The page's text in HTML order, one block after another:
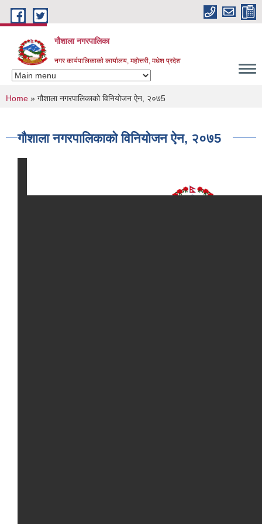
Skip to main content
गौशाला नगरपालिका
नगर कार्यपालिकाकाे कार्यालय, महोत्तरी, मधेश प्रदेश
You are here
Home » गौशाला नगरपालिकाको विनियोजन ऐन, २०७5
गौशाला नगरपालिकाको विनियोजन ऐन, २०७5